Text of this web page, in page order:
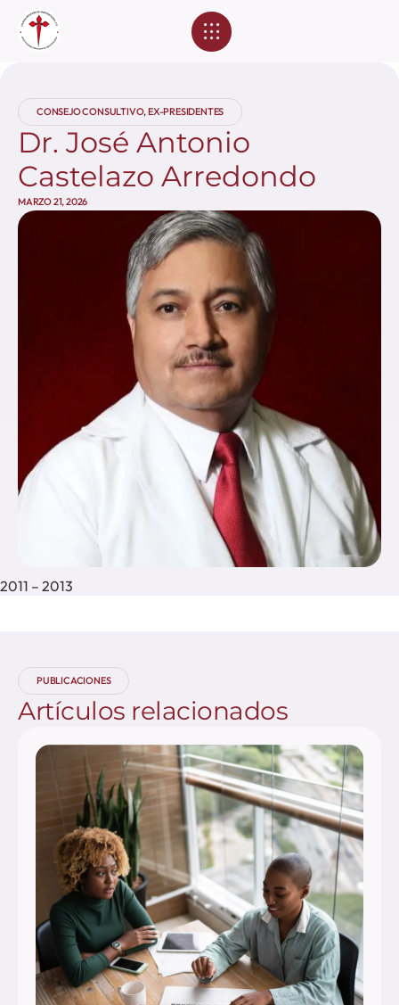
CONSEJO CONSULTIVO,EX-PRESIDENTES
Dr. José Antonio
Castelazo Arredondo
MARZO 21, 2026
2011 – 2013
PUBLICACIONES
Artículos relacionados